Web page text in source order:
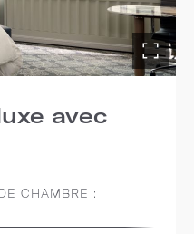
avec
CHAMBRE :